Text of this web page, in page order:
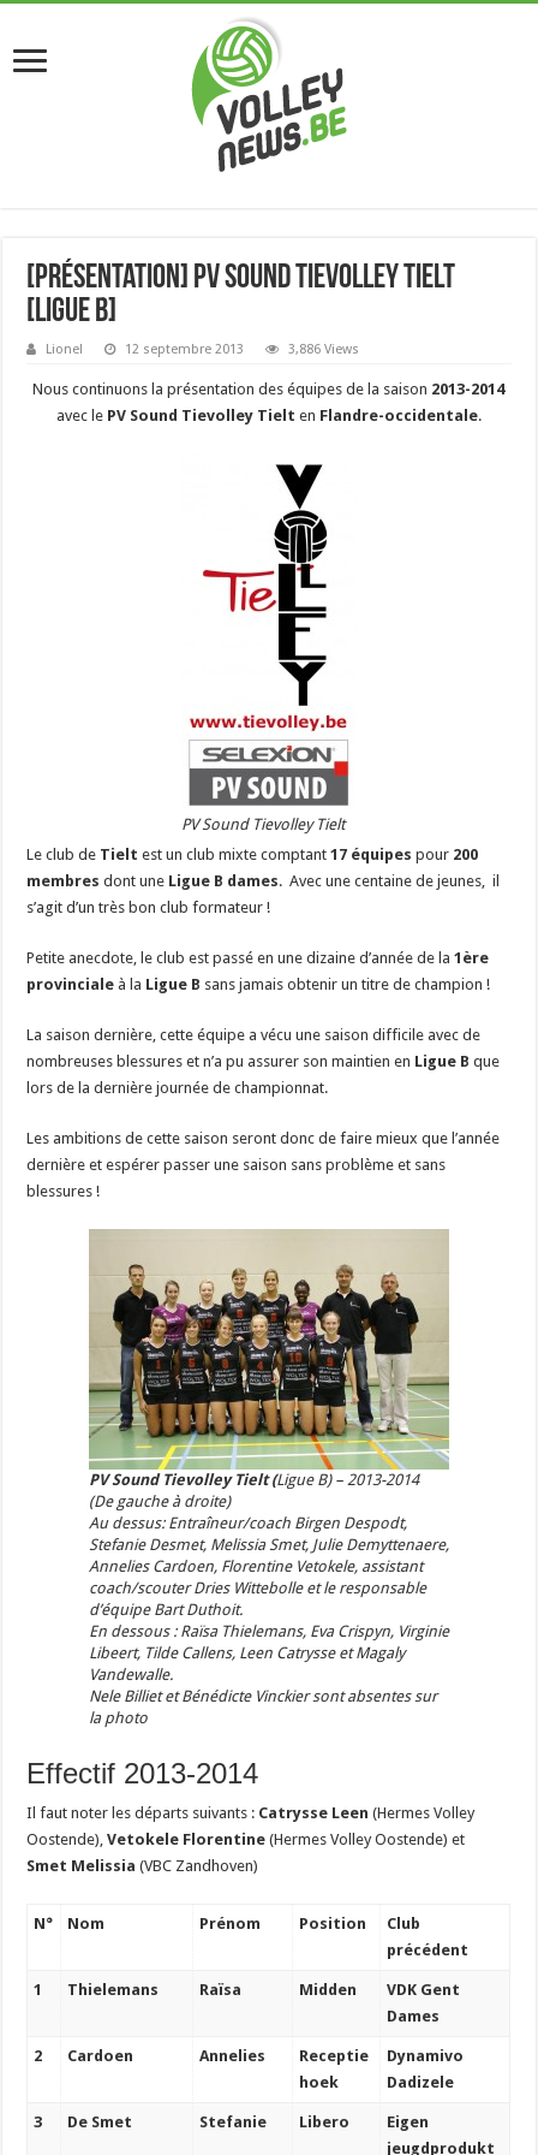
[Présentation] PV Sound Tievolley Tielt
[Ligue B]
Lionel 12 septembre 2013 3,886 Views
Nous continuons la présentation des équipes de la saison 2013-2014
avec le PV Sound Tievolley Tielt en Flandre-occidentale.
PV Sound Tievolley Tielt
Le club de Tielt est un club mixte comptant17 équipes pour 200
membres dont une Ligue B dames. Avec une centaine de jeunes, il
s’agit d’un très bon club formateur !
Petite anecdote, le club est passé en une dizaine d’année de la1ère
provinciale à la Ligue B sans jamais obtenir un titre de champion !
La saison dernière, cette équipe a vécu une saison difficile avec de
nombreuses blessures et n’a pu assurer son maintien en Ligue B que
lors de la dernière journée de championnat.
Les ambitions de cette saison seront donc de faire mieux que l’année
dernière et espérer passer une saison sans problème et sans
blessures !
PV Sound Tievolley Tielt (Ligue B) – 2013-2014
(De gauche à droite)
Au dessus: Entraîneur/coach Birgen Despodt,
Stefanie Desmet, Melissia Smet, Julie Demyttenaere,
Annelies Cardoen, Florentine Vetokele, assistant
coach/scouter Dries Wittebolle et le responsable
d’équipe Bart Duthoit.
En dessous : Raïsa Thielemans, Eva Crispyn, Virginie
Libeert, Tilde Callens, Leen Catrysse et Magaly
Vandewalle.
Nele Billiet et Bénédicte Vinckier sont absentes sur
la photo
Effectif 2013-2014
Il faut noter les départs suivants : Catrysse Leen (Hermes Volley
Oostende),Vetokele Florentine (Hermes Volley Oostende) et
Smet Melissia (VBC Zandhoven)
N° Nom Prénom Position
Club
précédent
1 Thielemans Raïsa Midden
VDK Gent
Dames
2 Cardoen Annelies
Receptie
hoek
Dynamivo
Dadizele
3 De Smet Stefanie Libero
Eigen
jeugdprodukt